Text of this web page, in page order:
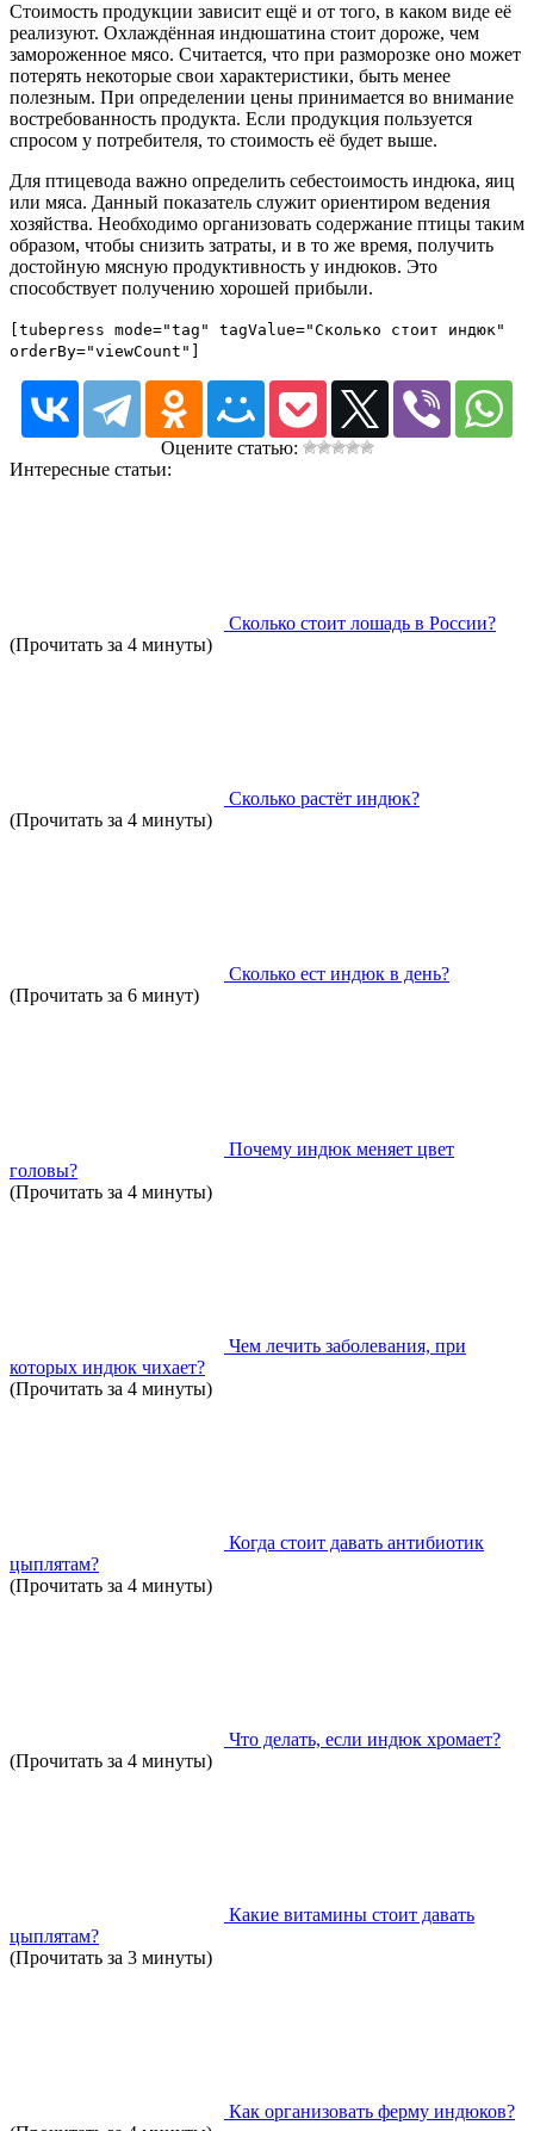
Стоимость продукции зависит ещё и от того, в каком виде её
реализуют. Охлаждённая индюшатина стоит дороже, чем
замороженное мясо. Считается, что при разморозке оно может
потерять некоторые свои характеристики, быть менее
полезным. При определении цены принимается во внимание
востребованность продукта. Если продукция пользуется
спросом у потребителя, то стоимость её будет выше.
Для птицевода важно определить себестоимость индюка, яиц
или мяса. Данный показатель служит ориентиром ведения
хозяйства. Необходимо организовать содержание птицы таким
образом, чтобы снизить затраты, и в то же время, получить
достойную мясную продуктивность у индюков. Это
способствует получению хорошей прибыли.
[tubepress mode="tag" tagValue="Сколько стоит индюк"
orderBy="viewCount"]
Оцените статью:
Интересные статьи:
Сколько стоит лошадь в России?
(Прочитать за 4 минуты)
Сколько растёт индюк?
(Прочитать за 4 минуты)
Сколько ест индюк в день?
(Прочитать за 6 минут)
Почему индюк меняет цвет
головы?
(Прочитать за 4 минуты)
Чем лечить заболевания, при
которых индюк чихает?
(Прочитать за 4 минуты)
Когда стоит давать антибиотик
цыплятам?
(Прочитать за 4 минуты)
Что делать, если индюк хромает?
(Прочитать за 4 минуты)
Какие витамины стоит давать
цыплятам?
(Прочитать за 3 минуты)
Как организовать ферму индюков?